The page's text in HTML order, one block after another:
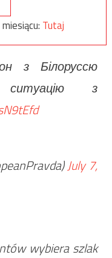
Tutaj
з Білоруссю
ситуацію з
July 7,
wybiera szlak